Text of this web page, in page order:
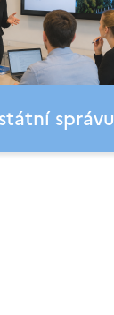
správu